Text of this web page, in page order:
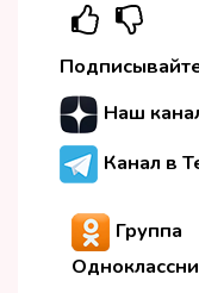
Наш
Канал в
Группа